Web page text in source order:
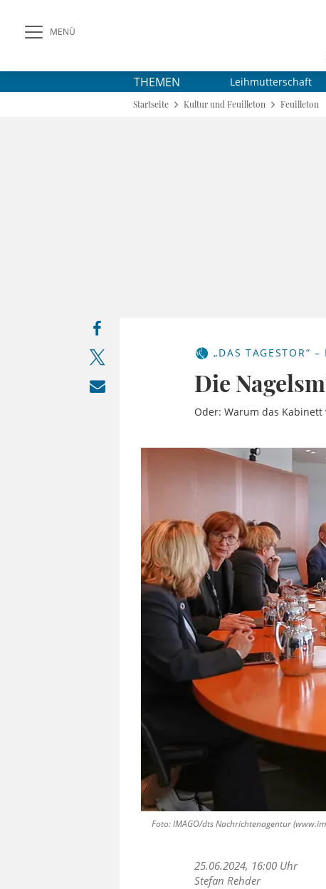
MENÜ
THEMEN Leihmutterschaft
Startseite Kultur und Feuilleton Feuilleton
„DAS TAGESTOR“
Die
Oder: Warum das
Foto: IMAGO/dts Nachrichtenagentur
25.06.2024, 16:00 Uhr
Stefan Rehder